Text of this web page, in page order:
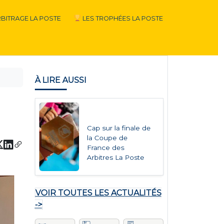
LA POSTE LES TROPHÉES LA POSTE
À LIRE AUSSI
Cap sur la finale de
la Coupe de
France des
Arbitres La Poste
VOIR TOUTES LES ACTUALITÉS
->